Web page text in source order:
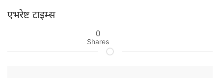
एभरेष्ट टाइम्स
0
Shares